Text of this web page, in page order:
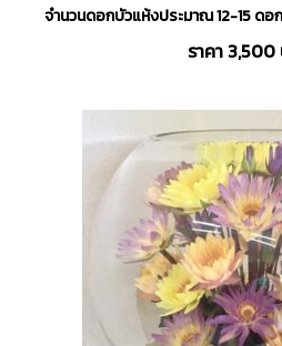
จำนวนดอกบัวแห้งประมาณ 12-15 ด
ราคา 3,500